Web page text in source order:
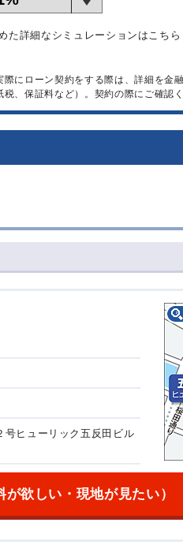
た詳細なシミュレーションはこちら
にローン契約をする際は、詳細を金
、保証料など）。契約の際にご確認く
号ヒューリック五反田ビル
が欲しい・現地が見たい）